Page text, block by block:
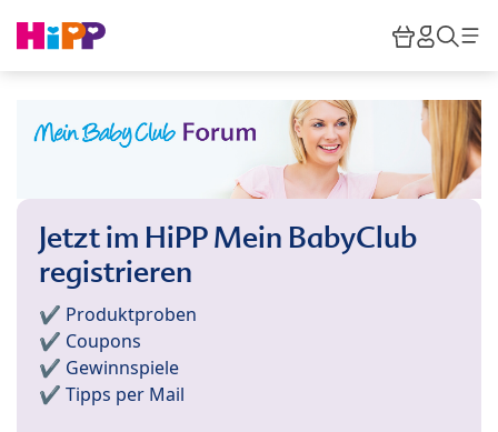
HiPP
Jetzt im HiPP Mein BabyClub
registrieren
✔️ Produktproben
✔️ Coupons
✔️ Gewinnspiele
✔️ Tipps per Mail